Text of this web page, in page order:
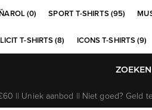
(0) SPORT T-SHIRTS (95)
T-SHIRTS (8) ICONS T-SHIRTS (9)
|| Uniek aanbod || Niet goed? Geld